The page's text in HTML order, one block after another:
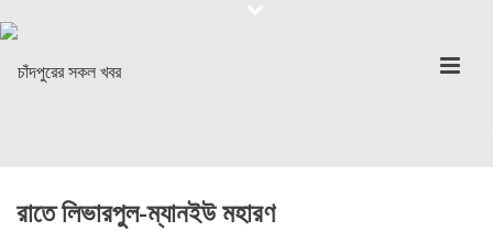
রাতে লিভারপুল-ম্যানইউ মহারণ